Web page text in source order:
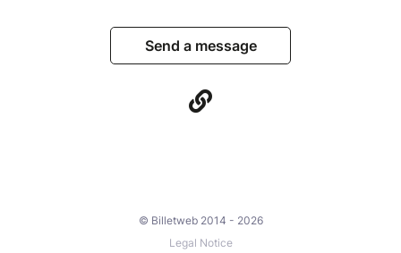
Send a message
© Billetweb 2014 - 2026
Legal Notice